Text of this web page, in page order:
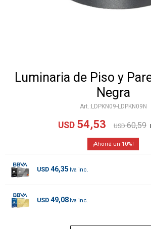
Luminaria de Piso y
Negra
LDPKN09-LDPKN09N
USD 54,53 USD 60,59
10
USD 46,35
USD 49,08